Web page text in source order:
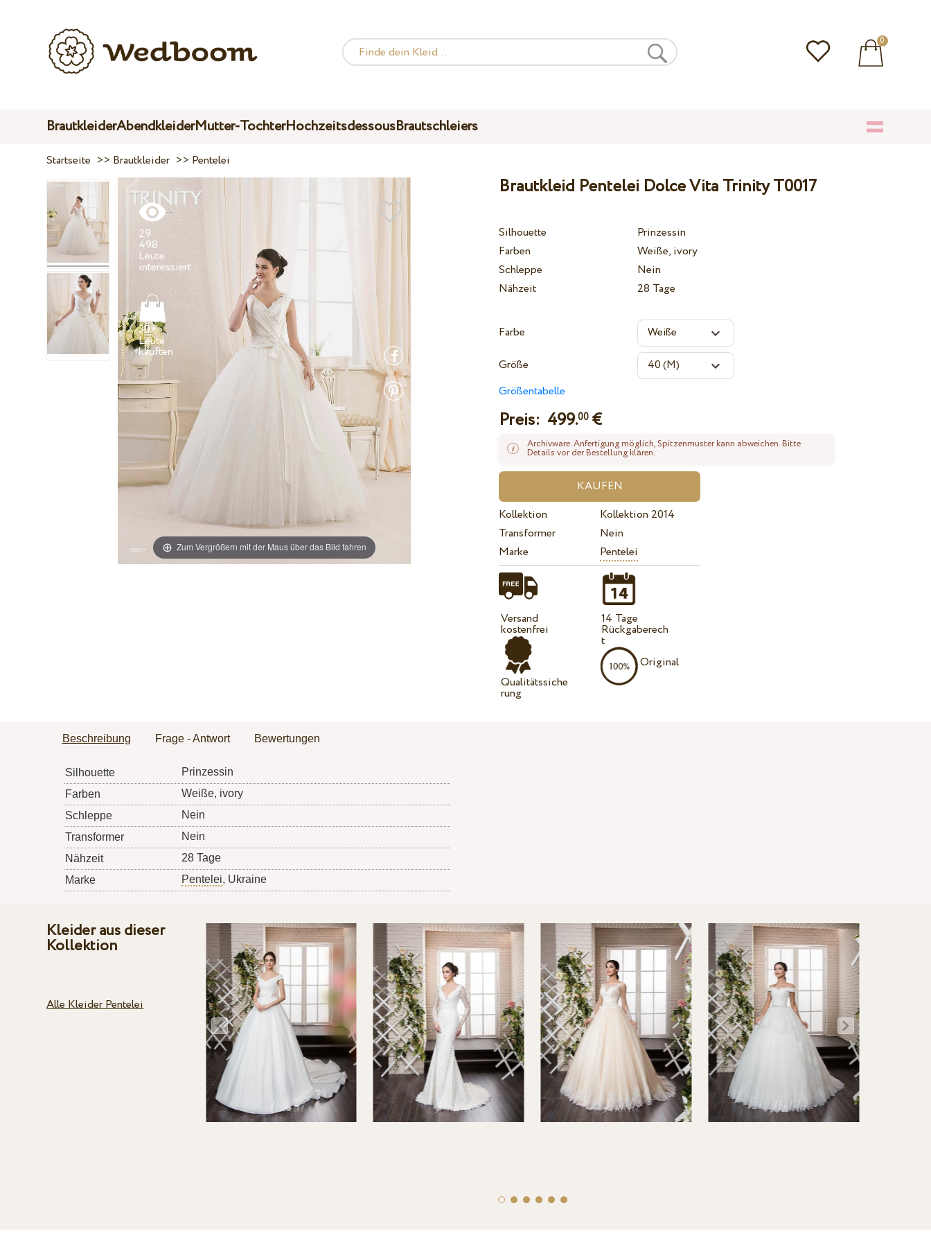
0
BrautkleiderAbendkleiderMutter-TochterHochzeitsdessousBrautschleiers
Startseite >> Brautkleider >> Pentelei
Zum Vergrößern mit der Maus über das Bild fahren
29
498
Leute
30+
Leute
Brautkleid Pentelei Dolce Vita Trinity T0017
Silhouette
Prinzessin
Farben
Weiße, ivory
Schleppe
Nein
Nähzeit
28 Tage
Farbe
Größe
Größentabelle
Preis: 499.00 €
Archivware. Anfertigung möglich, Spitzenmuster kann abweichen. Bitte
Details vor der Bestellung klären.
Kollektion
Kollektion 2014
Transformer
Nein
Marke
Pentelei
Versand
kostenfrei
Qualitätssiche
rung
14 Tage
Rückgaberech
t
Original
Beschreibung Frage - Antwort Bewertungen
Silhouette
Prinzessin
Farben
Weiße, ivory
Schleppe
Nein
Transformer
Nein
Nähzeit
28 Tage
Marke
Pentelei, Ukraine
Kleider aus dieser
Kollektion
Alle Kleider Pentelei